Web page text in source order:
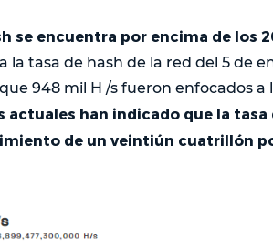
se encuentra por encima de los
la tasa de hash de la red del 5 de
948 mil H /s fueron enfocados
actuales han indicado que la
de un veintiún cuatrillón